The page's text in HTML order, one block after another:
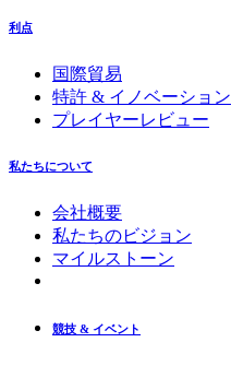
利点
国際貿易
特許 & イノベーション
プレイヤーレビュー
私たちについて
会社概要
私たちのビジョン
マイルストーン
競技 & イベント